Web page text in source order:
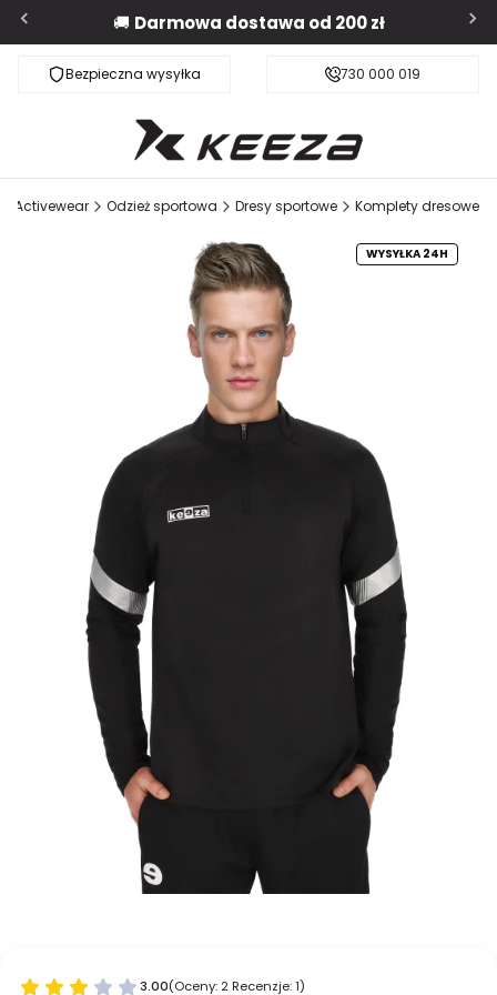
🚚 Darmowa dostawa od 200 zł
Bezpieczna wysyłka Darmowa dostawa od 200 zł
730 000 019
Activewear Odzież sportowa Dresy sportowe Komplety dresowe
WYSYŁKA 24H
3.00(Oceny: 2 Recenzje: 1)